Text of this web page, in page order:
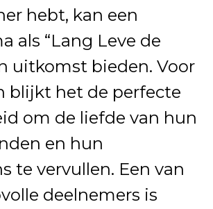
hebt, kan een
als “Lang Leve de
uitkomst bieden. Voor
blijkt het de perfecte
om de liefde van hun
en hun
te vervullen. Een van
deelnemers is